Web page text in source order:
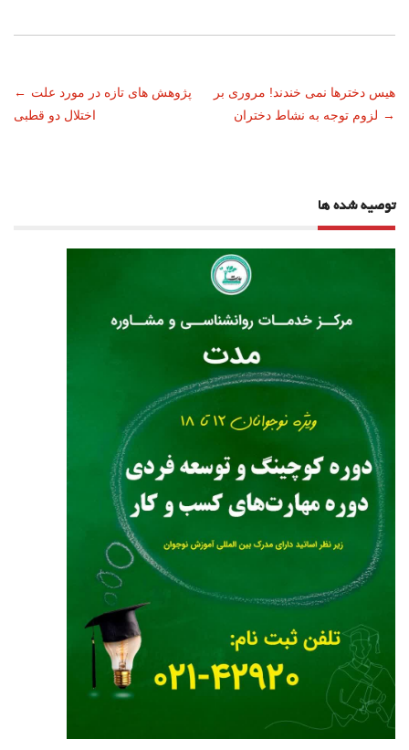
ناوبری
نوشته
← پژوهش های تازه در مورد علت
اختلال دو قطبی
هیس دخترها نمی خندند! مروری بر
لزوم توجه به نشاط دختران →
توصیه شده ها